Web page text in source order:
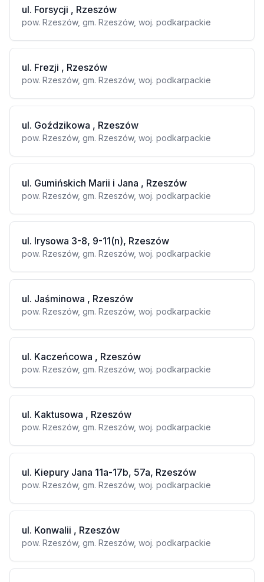
ul. Forsycji , Rzeszów
pow. Rzeszów, gm. Rzeszów, woj. podkarpackie
ul. Frezji , Rzeszów
pow. Rzeszów, gm. Rzeszów, woj. podkarpackie
ul. Goździkowa , Rzeszów
pow. Rzeszów, gm. Rzeszów, woj. podkarpackie
ul. Gumińskich Marii i Jana , Rzeszów
pow. Rzeszów, gm. Rzeszów, woj. podkarpackie
ul. Irysowa 3-8, 9-11(n), Rzeszów
pow. Rzeszów, gm. Rzeszów, woj. podkarpackie
ul. Jaśminowa , Rzeszów
pow. Rzeszów, gm. Rzeszów, woj. podkarpackie
ul. Kaczeńcowa , Rzeszów
pow. Rzeszów, gm. Rzeszów, woj. podkarpackie
ul. Kaktusowa , Rzeszów
pow. Rzeszów, gm. Rzeszów, woj. podkarpackie
ul. Kiepury Jana 11a-17b, 57a, Rzeszów
pow. Rzeszów, gm. Rzeszów, woj. podkarpackie
ul. Konwalii , Rzeszów
pow. Rzeszów, gm. Rzeszów, woj. podkarpackie